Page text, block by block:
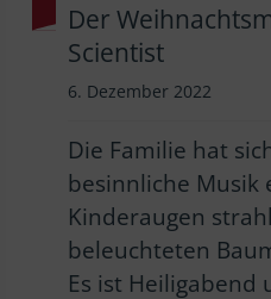
Der
Scientist
6. Dezember 2022
Die Familie hat
besinnliche Musik
Kinderaugen
beleuchteten
Es ist Heiligabend